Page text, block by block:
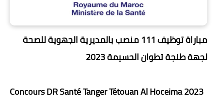
مباراة توظيف 111 منصب بالمديرية الجهوية للصحة
لجهة طنجة تطوان الحسيمة 2023
Concours DR Santé Tanger Tétouan Al Hoceima 2023